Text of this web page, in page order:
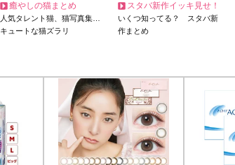
癒やしの猫まとめ
人気タレント猫、猫写真集…
キュートな猫ズラリ
スタバ新作イッキ見せ！
いくつ知ってる？ スタバ新
作まとめ